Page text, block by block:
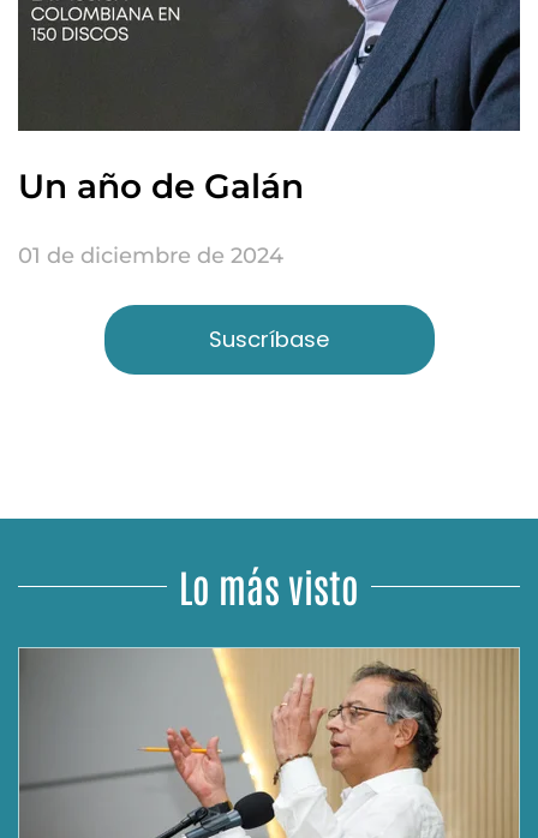
Un año de Galán
01 de diciembre de 2024
Suscríbase
Lo más visto